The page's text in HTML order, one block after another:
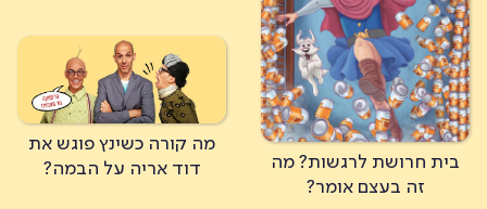
בית חרושת לרגשות? מה
זה בעצם אומר?
מה קורה כשינץ פוגש את
דוד אריה על הבמה?